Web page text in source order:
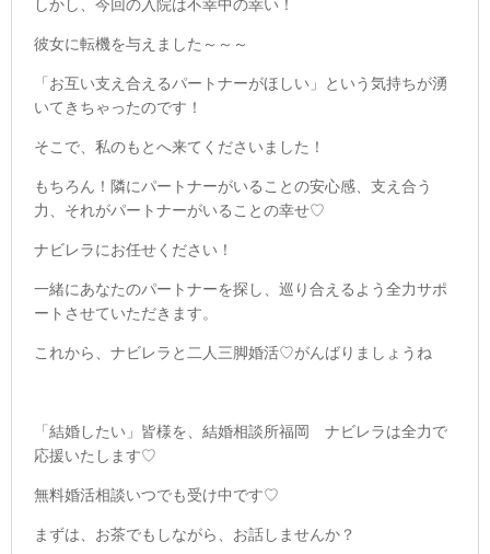
しかし、今回の入院は不幸中の幸い！
彼女に転機を与えました～～～
「お互い支え合えるパートナーがほしい」という気持ちが湧
いてきちゃったのです！
そこで、私のもとへ来てくださいました！
もちろん！隣にパートナーがいることの安心感、支え合う
力、それがパートナーがいることの幸せ♡
ナビレラにお任せください！
一緒にあなたのパートナーを探し、巡り合えるよう全力サポ
ートさせていただきます。
これから、ナビレラと二人三脚婚活♡がんばりましょうね
「結婚したい」皆様を、結婚相談所福岡 ナビレラは全力で
応援いたします♡
無料婚活相談いつでも受け中です♡
まずは、お茶でもしながら、お話しませんか？